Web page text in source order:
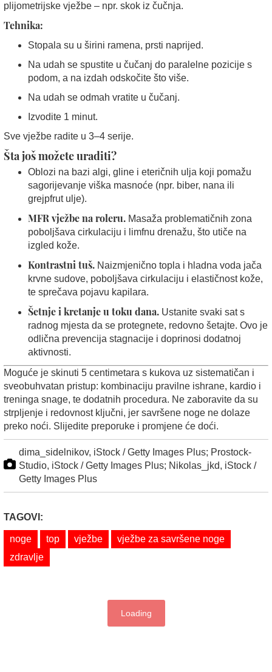
plijometrijske vježbe – npr. skok iz čučnja.
Tehnika:
Stopala su u širini ramena, prsti naprijed.
Na udah se spustite u čučanj do paralelne pozicije s
podom, a na izdah odskočite što više.
Na udah se odmah vratite u čučanj.
Izvodite 1 minut.
Sve vježbe radite u 3–4 serije.
Šta još možete uraditi?
Oblozi na bazi algi, gline i eteričnih ulja koji pomažu
sagorijevanje viška masnoće (npr. biber, nana ili
grejpfrut ulje).
MFR vježbe na roleru. Masaža problematičnih zona
poboljšava cirkulaciju i limfnu drenažu, što utiče na
izgled kože.
Kontrastni tuš. Naizmjenično topla i hladna voda jača
krvne sudove, poboljšava cirkulaciju i elastičnost kože,
te sprečava pojavu kapilara.
Šetnje i kretanje u toku dana. Ustanite svaki sat s
radnog mjesta da se protegnete, redovno šetajte. Ovo je
odlična prevencija stagnacije i doprinosi dodatnoj
aktivnosti.
Moguće je skinuti 5 centimetara s kukova uz sistematičan i
sveobuhvatan pristup: kombinaciju pravilne ishrane, kardio i
treninga snage, te dodatnih procedura. Ne zaboravite da su
strpljenje i redovnost ključni, jer savršene noge ne dolaze
preko noći. Slijedite preporuke i promjene će doći.
dima_sidelnikov, iStock / Getty Images Plus; Prostock-
Studio, iStock / Getty Images Plus; Nikolas_jkd, iStock /
Getty Images Plus
TAGOVI:
noge top vježbe
vježbe za savršene noge
zdravlje
Loading